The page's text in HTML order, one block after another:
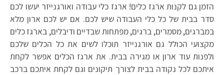
הזמן גם לקנות ארגז כלים! ארגז כלי עבודה ואורגנייזר יעשו לכם
סדר בבית של כל כלי העבודה שיש לכם. אם יש לכם ארון מלא
במברגים, מסמרים, ברגים, מפתחות שבדיים ודיבלים, בארגז כלים
מקצועי הכולל גם אורגנייזר תוכלו לשים את כל הכלים שלכם
ולפנות עוד ארון או מגירה בבית. את ארגז הכלים אפשר לקחת
איתכם לכל נקודה בבית לצורך תיקונים וגם לקחת איתכם ברכב